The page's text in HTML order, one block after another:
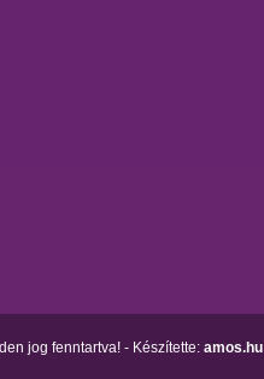
jog fenntartva! - Készítette:amos.hu